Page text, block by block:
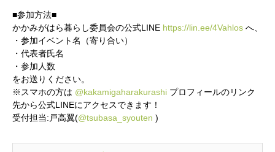
かかみがはら暮らし委員会とは？
メンバー図鑑
■参加方法■
かかみがはら暮らし委員会の公式LINE https://lin.ee/4Vahlos へ、
・参加イベント名（寄り合い）
・代表者氏名
・参加人数
をお送りください。
※スマホの方は @kakamigaharakurashi プロフィールのリンク
先から公式LINEにアクセスできます！
受付担当:戸高翼(@tsubasa_syouten )